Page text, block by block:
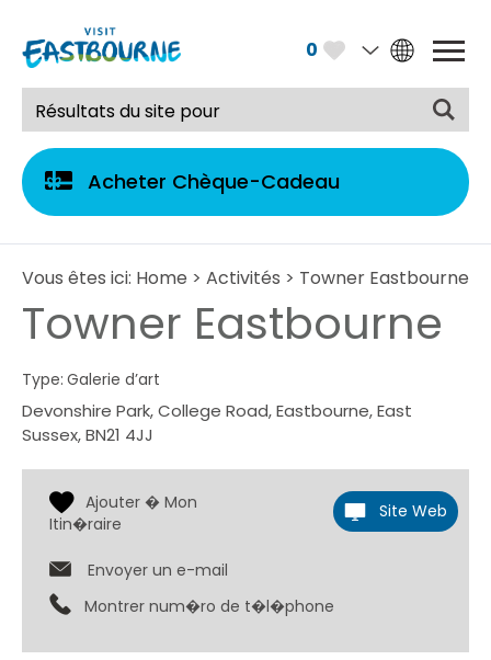
0
Acheter Chèque-Cadeau
Vous êtes ici: Home > Activités > Towner Eastbourne
Towner Eastbourne
Type: Galerie d’art
Devonshire Park,College Road,Eastbourne,East
Sussex,BN21 4JJ
Site Web
Envoyer un e-mail
Montrer num�ro de t�l�phone